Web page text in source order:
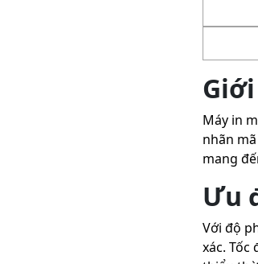
Máy in
nhãn
mang
Ưu
Với độ
xác.